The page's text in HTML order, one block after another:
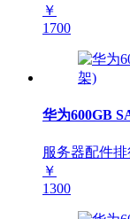
￥
1700
华为600GB
服务器配件
￥
1300